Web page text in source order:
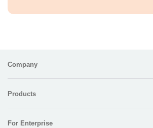
Company
Products
For Enterprise